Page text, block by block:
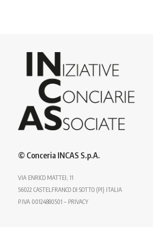
© Conceria INCAS S.p.A.
VIA ENRICO MATTEI, 11
56022 CASTELFRANCO DI SOTTO (PI) ITALIA
P.IVA 00124880501 – PRIVACY